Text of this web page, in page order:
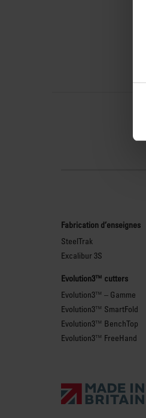
Fabrication d’enseignes
SteelTrak
Excalibur 3S
Evolution3™ cutters
Evolution3™ – Gamme
Evolution3™ SmartFold
Evolution3™ BenchTop
Evolution3™ FreeHand